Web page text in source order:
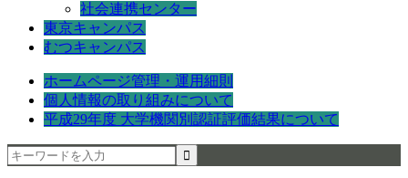
社会連携センター
東京キャンパス
むつキャンパス
ホームページ管理・運用細則
個人情報の取り組みについて
平成29年度 大学機関別認証評価結果について